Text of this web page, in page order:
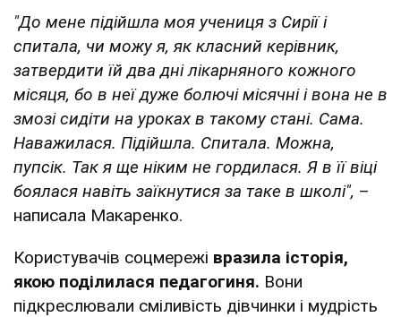
"До мене підійшла моя учениця з Сирії і
спитала, чи можу я, як класний керівник,
затвердити їй два дні лікарняного кожного
місяця, бо в неї дуже болючі місячні і вона не в
змозі сидіти на уроках в такому стані. Сама.
Наважилася. Підійшла. Спитала. Можна,
пупсік. Так я ще ніким не гордилася. Я в її віці
боялася навіть заїкнутися за таке в школі", –
написала Макаренко.
Користувачів соцмережі вразила історія,
якою поділилася педагогиня. Вони
підкреслювали сміливість дівчинки і мудрість